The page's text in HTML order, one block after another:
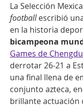
La Selección
football escribió
bicampeona
Games de
derrotar 26-21 a
una final llena de
conjunto azteca,